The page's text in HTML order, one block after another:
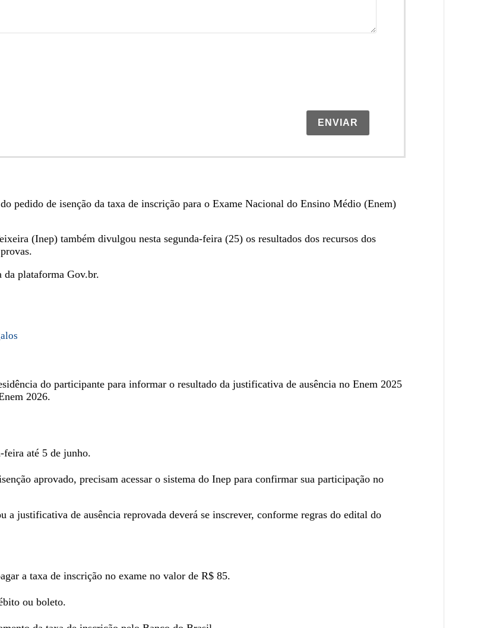
ENVIAR
pedido de isenção da taxa de inscrição para o Exame Nacional do Ensino Médio (Enem)
(Inep) também divulgou nesta segunda-feira (25) os resultados dos recursos dos
da plataforma Gov.br.
do participante para informar o resultado da justificativa de ausência no Enem 2025
2026.
feira até 5 de junho.
aprovado, precisam acessar o sistema do Inep para confirmar sua participação no
justificativa de ausência reprovada deverá se inscrever, conforme regras do edital do
a taxa de inscrição no exame no valor de R$ 85.
ou boleto.